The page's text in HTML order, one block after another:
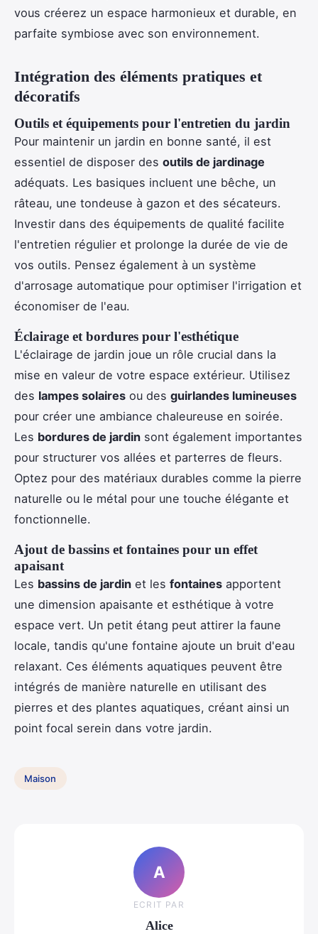
vous créerez un espace harmonieux et durable, en
parfaite symbiose avec son environnement.
Intégration des éléments pratiques et
décoratifs
Outils et équipements pour l'entretien du jardin
Pour maintenir un jardin en bonne santé, il est
essentiel de disposer des outils de jardinage
adéquats. Les basiques incluent une bêche, un
râteau, une tondeuse à gazon et des sécateurs.
Investir dans des équipements de qualité facilite
l'entretien régulier et prolonge la durée de vie de
vos outils. Pensez également à un système
d'arrosage automatique pour optimiser l'irrigation et
économiser de l'eau.
Éclairage et bordures pour l'esthétique
L'éclairage de jardin joue un rôle crucial dans la
mise en valeur de votre espace extérieur. Utilisez
des lampes solaires ou des guirlandes lumineuses
pour créer une ambiance chaleureuse en soirée.
Les bordures de jardin sont également importantes
pour structurer vos allées et parterres de fleurs.
Optez pour des matériaux durables comme la pierre
naturelle ou le métal pour une touche élégante et
fonctionnelle.
Ajout de bassins et fontaines pour un effet
apaisant
Les bassins de jardin et les fontaines apportent
une dimension apaisante et esthétique à votre
espace vert. Un petit étang peut attirer la faune
locale, tandis qu'une fontaine ajoute un bruit d'eau
relaxant. Ces éléments aquatiques peuvent être
intégrés de manière naturelle en utilisant des
pierres et des plantes aquatiques, créant ainsi un
point focal serein dans votre jardin.
Maison
A
ECRIT PAR
Alice